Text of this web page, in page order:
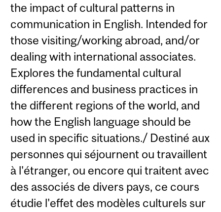
the impact of cultural patterns in
communication in English. Intended for
those visiting/working abroad, and/or
dealing with international associates.
Explores the fundamental cultural
differences and business practices in
the different regions of the world, and
how the English language should be
used in specific situations./ Destiné aux
personnes qui séjournent ou travaillent
à l'étranger, ou encore qui traitent avec
des associés de divers pays, ce cours
étudie l'effet des modèles culturels sur